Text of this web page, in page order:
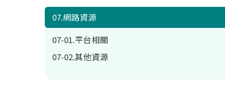
07.網路資源
07-01.平台相關
07-02.其他資源